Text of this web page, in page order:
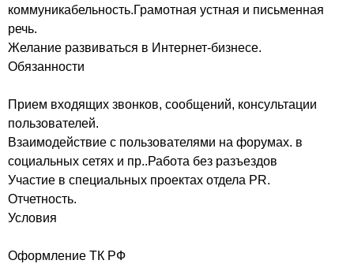
коммуникабельность.Грамотная устная и письменная
речь.
Желание развиваться в Интернет-бизнесе.
Обязанности
Прием входящих звонков, сообщений, консультации
пользователей.
Взаимодействие с пользователями на форумах. в
социальных сетях и пр..Работа без разъездов
Участие в специальных проектах отдела PR.
Отчетность.
Условия
Оформление ТК РФ